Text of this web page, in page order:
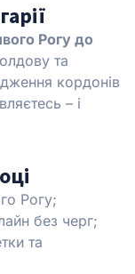
Рогу до
та
кордонів
– і
Рогу;
без черг;
та